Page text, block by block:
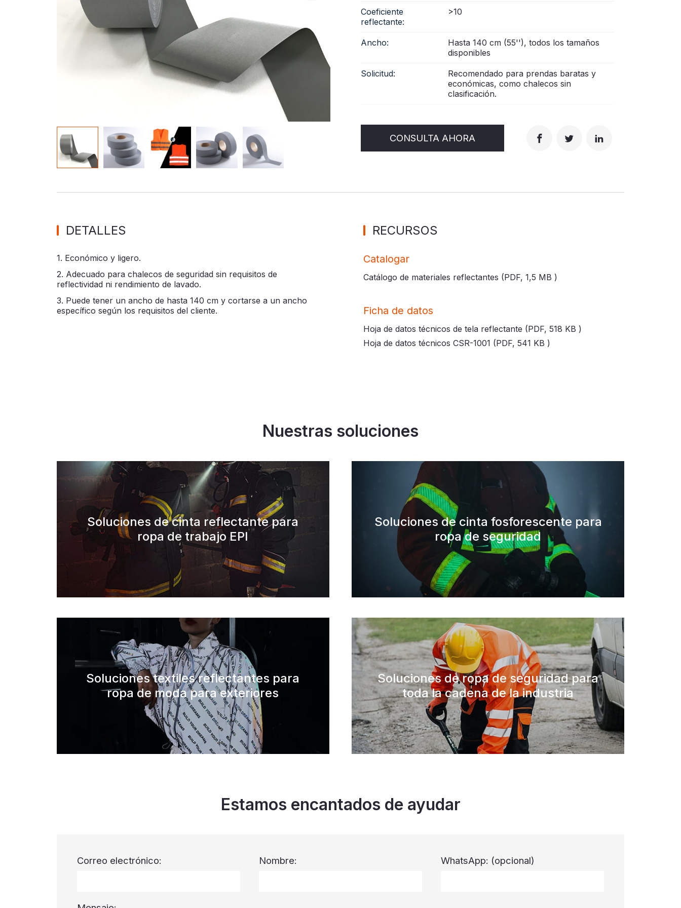
de material que brilla en la
Coeficiente
reflectante:
>10
Ancho:
Hasta 140 cm (55''), todos los tamaños
disponibles
Solicitud:
Recomendado para prendas baratas y
económicas, como chalecos sin
clasificación.
CONSULTA AHORA
DETALLES
1. Económico y ligero.
2. Adecuado para chalecos de seguridad sin requisitos de
reflectividad ni rendimiento de lavado.
3. Puede tener un ancho de hasta 140 cm y cortarse a un ancho
específico según los requisitos del cliente.
RECURSOS
Catalogar
Catálogo de materiales reflectantes (PDF, 1,5 MB )
Ficha de datos
Hoja de datos técnicos de tela reflectante (PDF, 518 KB )
Hoja de datos técnicos CSR-1001 (PDF, 541 KB )
Nuestras soluciones
Soluciones de cinta reflectante para
ropa de trabajo EPI
Soluciones de cinta fosforescente para
ropa de seguridad
Soluciones textiles reflectantes para
ropa de moda para exteriores
Soluciones de ropa de seguridad para
toda la cadena de la industria
Estamos encantados de ayudar
Correo electrónico: Nombre: WhatsApp: (opcional)